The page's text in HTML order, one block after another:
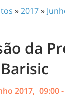
»2017»
da
2017, 09:00-